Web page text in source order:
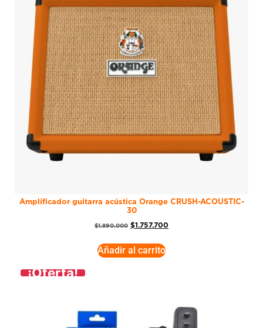
Amplificador guitarra acústica Orange CRUSH-ACOUSTIC-
30
$1.890.000 $1.757.700
Añadir al carrito
¡Oferta!